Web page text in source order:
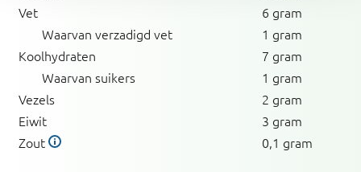
Vet
6 gram
Waarvan verzadigd vet
1 gram
Koolhydraten
7 gram
Waarvan suikers
1 gram
Vezels
2 gram
Eiwit
3 gram
Zout
0,1 gram